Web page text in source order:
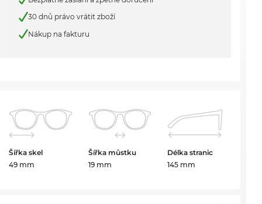
30 dnů právo vrátit zboží
Nákup na fakturu
Šířka skel
49 mm
Šířka můstku
19 mm
Délka stranic
145 mm